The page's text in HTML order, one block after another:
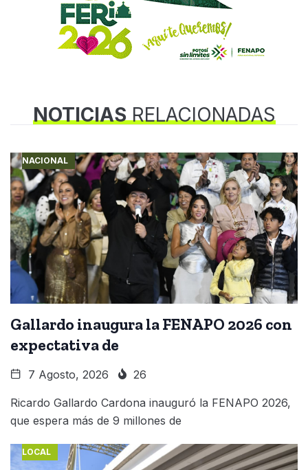
NOTICIASRELACIONADAS
NACIONAL
Gallardo inaugura la FENAPO 2026 con
expectativa de
7 Agosto, 2026 26
Ricardo Gallardo Cardona inauguró la FENAPO 2026,
que espera más de 9 millones de
LOCAL